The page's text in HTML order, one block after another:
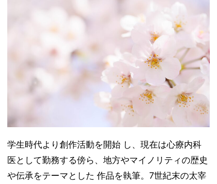
学生時代より創作活動を開始 し、現在は心療内科
医として勤務する傍ら、地方やマイノリティの歴史
や伝承をテーマとした 作品を執筆。7世紀末の太宰